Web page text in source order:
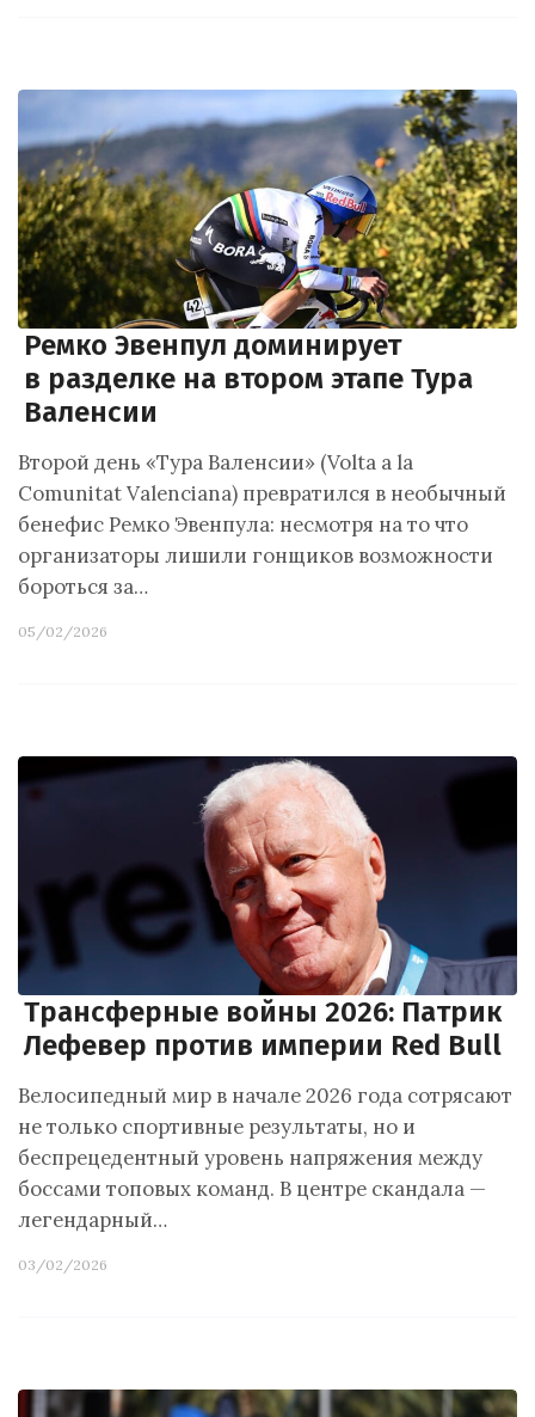
Ремко Эвенпул доминирует
в разделке на втором этапе Тура
Валенсии
Второй день «Тура Валенсии» (Volta a la
Comunitat Valenciana) превратился в необычный
бенефис Ремко Эвенпула: несмотря на то что
организаторы лишили гонщиков возможности
бороться за…
05/02/2026
Трансферные войны 2026: Патрик
Лефевер против империи Red Bull
Велосипедный мир в начале 2026 года сотрясают
не только спортивные результаты, но и
беспрецедентный уровень напряжения между
боссами топовых команд. В центре скандала —
легендарный…
03/02/2026